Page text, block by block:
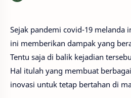
Sejak pandemi covid-19 melanda
ini memberikan dampak yang
Tentu saja di balik kejadian
Hal itulah yang membuat
inovasi untuk tetap bertahan di